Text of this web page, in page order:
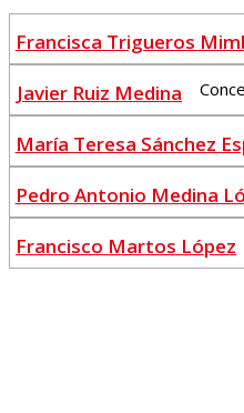
Francisca Trigueros
Javier Ruiz Medina
María Teresa Sánchez
Pedro Antonio Medina
Francisco Martos López